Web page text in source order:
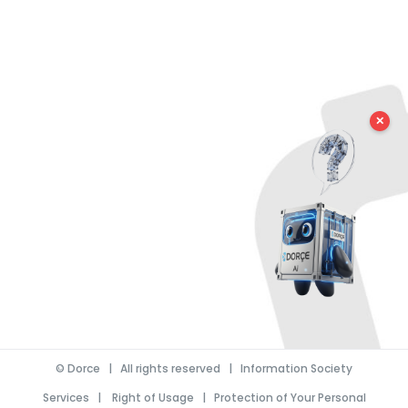
© Dorce | All rights reserved | Information Society
Services | Right of Usage | Protection of Your Personal
✕